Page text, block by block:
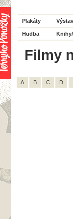
Plakáty
Hudba
Filmy
A B C D